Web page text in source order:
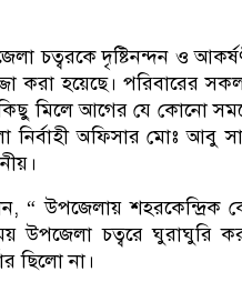
চত্বরকে দৃষ্টিনন্দন ও
করা হয়েছে। পরিবারের
মিলে আগের যে কোনো
নির্বাহী অফিসার মোঃ আবু
“ উপজেলায় শহরকেন্দ্রিক
উপজেলা চত্বরে ঘুরাঘুরি
ছিলো না।